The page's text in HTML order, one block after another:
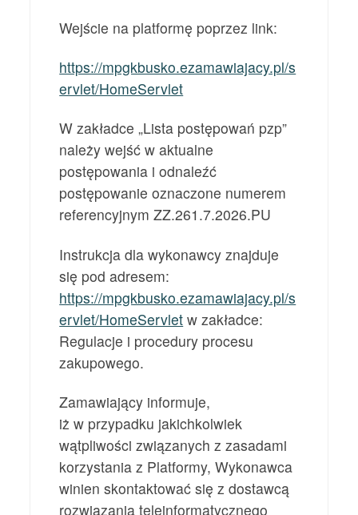
Wejście na platformę poprzez link:
https://mpgkbusko.ezamawiajacy.pl/s
ervlet/HomeServlet
W zakładce „Lista postępowań pzp”
należy wejść w aktualne
postępowania i odnaleźć
postępowanie oznaczone numerem
referencyjnym ZZ.261.7.2026.PU
Instrukcja dla wykonawcy znajduje
się pod adresem:
https://mpgkbusko.ezamawiajacy.pl/s
ervlet/HomeServlet w zakładce:
Regulacje i procedury procesu
zakupowego.
Zamawiający informuje,
iż w przypadku jakichkolwiek
wątpliwości związanych z zasadami
korzystania z Platformy, Wykonawca
winien skontaktować się z dostawcą
rozwiązania teleinformatycznego